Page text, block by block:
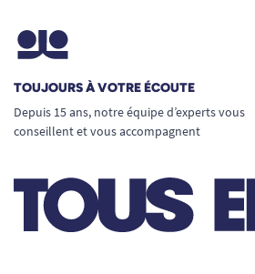
TOUJOURS À VOTRE ÉCOUTE
Depuis 15 ans, notre équipe d’experts vous
conseillent et vous accompagnent